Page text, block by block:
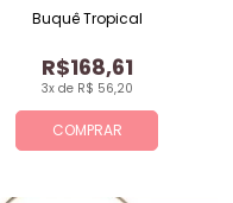
COMPRAR
3x de R$ 56,20
R$168,61
Buquê Tropical